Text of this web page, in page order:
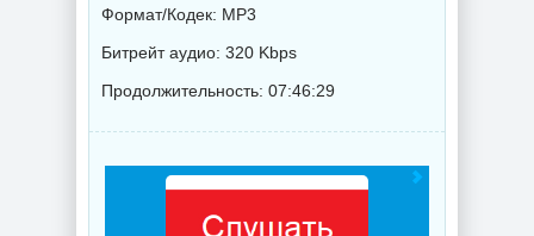
Формат/Кодек: MP3
Битрейт аудио: 320 Kbps
Продолжительность: 07:46:29